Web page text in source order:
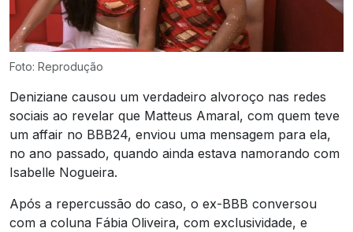
Foto: Reprodução
Deniziane causou um verdadeiro alvoroço nas redes
sociais ao revelar que Matteus Amaral, com quem teve
um affair no BBB24, enviou uma mensagem para ela,
no ano passado, quando ainda estava namorando com
Isabelle Nogueira.
Após a repercussão do caso, o ex-BBB conversou
com a coluna Fábia Oliveira, com exclusividade, e